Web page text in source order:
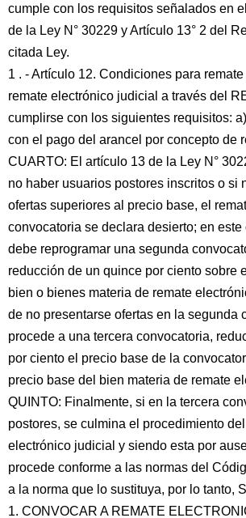
cumple con los requisitos señalados en
de la Ley N° 30229 y Artículo 13° 2 del
citada Ley.
1 . - Artículo 12. Condiciones para remate
remate electrónico judicial a través del
cumplirse con los siguientes requisitos:
con el pago del arancel por concepto de
CUARTO: El artículo 13 de la Ley N°
no haber usuarios postores inscritos o si
ofertas superiores al precio base, el
convocatoria se declara desierto; en
debe reprogramar una segunda
reducción de un quince por ciento sobre
bien o bienes materia de remate
de no presentarse ofertas en la segunda
procede a una tercera convocatoria,
por ciento el precio base de la
precio base del bien materia de remate
QUINTO: Finalmente, si en la tercera
postores, se culmina el procedimiento
electrónico judicial y siendo esta por
procede conforme a las normas del
a la norma que lo sustituya, por lo tanto,
1. CONVOCAR A REMATE